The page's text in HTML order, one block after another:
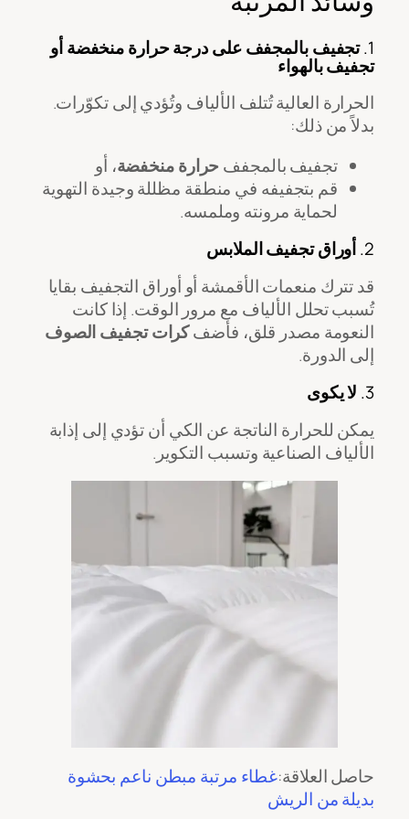
تجفيف بالمجفف على درجة حرارة منخفضة أو
تجفيف بالهواء
الحرارة العالية تُتلف الألياف وتُؤدي إلى تكوّرات.
بدلاً من ذلك:
تجفيف بالمجففحرارة منخفضة، أو
قم بتجفيفه في منطقة مظللة وجيدة التهوية
لحماية مرونته وملمسه.
أوراق تجفيف الملابس
قد تترك منعمات الأقمشة أو أوراق التجفيف بقايا
تُسبب تحلل الألياف مع مرور الوقت. إذا كانت
النعومة مصدر قلق، فأضفكرات تجفيف الصوف
إلى الدورة.
لا يكوى
يمكن للحرارة الناتجة عن الكي أن تؤدي إلى إذابة
الألياف الصناعية وتسبب التكوير.
حاصل العلاقة:غطاء مرتبة مبطن ناعم بحشوة
بديلة من الريش